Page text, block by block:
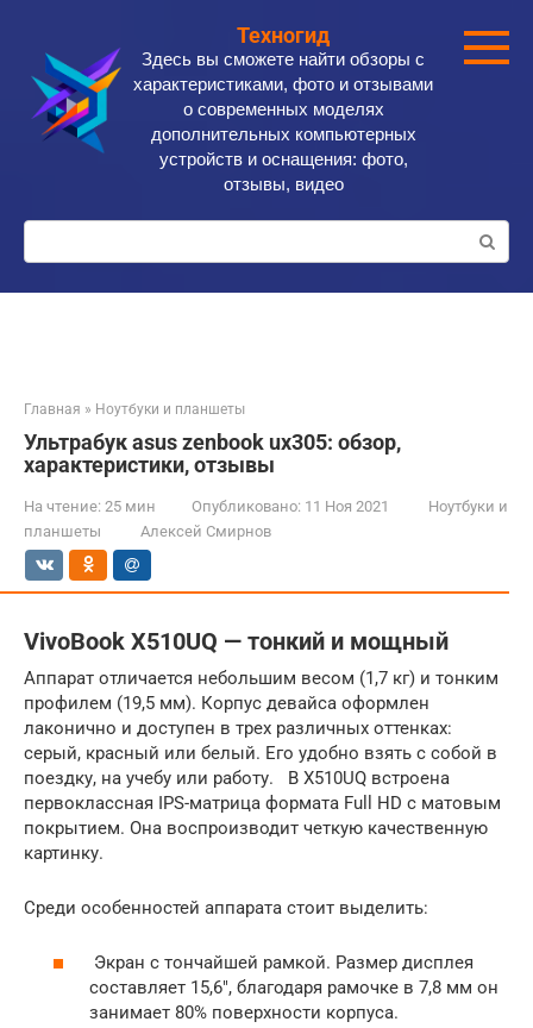
контенту
Техногид
Здесь вы сможете найти обзоры с
характеристиками, фото и отзывами
о современных моделях
дополнительных компьютерных
устройств и оснащения: фото,
отзывы, видео
Поиск:
Главная » Ноутбуки и планшеты
Ультрабук asus zenbook ux305: обзор,
характеристики, отзывы
На чтение: 25 мин Опубликовано: 11 Ноя 2021
Ноутбуки и
планшеты
Алексей Смирнов
VivoBook X510UQ — тонкий и мощный
Аппарат отличается небольшим весом (1,7 кг) и тонким
профилем (19,5 мм). Корпус девайса оформлен
лаконично и доступен в трех различных оттенках:
серый, красный или белый. Его удобно взять с собой в
поездку, на учебу или работу. В X510UQ встроена
первоклассная IPS-матрица формата Full HD с матовым
покрытием. Она воспроизводит четкую качественную
картинку.
Среди особенностей аппарата стоит выделить:
Экран с тончайшей рамкой. Размер дисплея
составляет 15,6″, благодаря рамочке в 7,8 мм он
занимает 80% поверхности корпуса.